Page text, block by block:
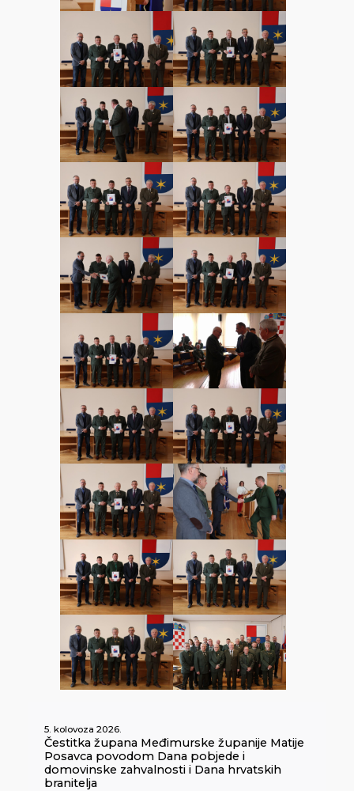
5. kolovoza 2026.
Čestitka župana Međimurske županije Matije
Posavca povodom Dana pobjede i
domovinske zahvalnosti i Dana hrvatskih
branitelja